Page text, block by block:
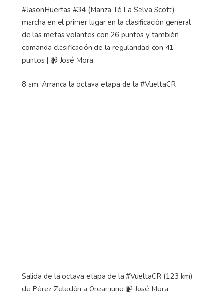
#JasonHuertas #34 (Manza Té La Selva Scott)
marcha en el primer lugar en la clasificación general
de las metas volantes con 26 puntos y también
comanda clasificación de la regularidad con 41
puntos | 📹 José Mora
8 am: Arranca la octava etapa de la #VueltaCR
Salida de la octava etapa de la #VueltaCR (123 km)
de Pérez Zeledón a Oreamuno 📹 José Mora